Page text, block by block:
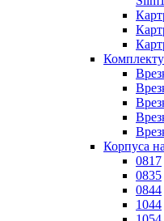
Корпуса
0817
0835
0844
1044